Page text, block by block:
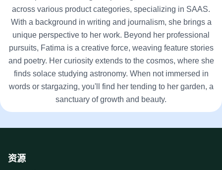
across various product categories, specializing in SAAS.
With a background in writing and journalism, she brings a
unique perspective to her work. Beyond her professional
pursuits, Fatima is a creative force, weaving feature stories
and poetry. Her curiosity extends to the cosmos, where she
finds solace studying astronomy. When not immersed in
words or stargazing, you'll find her tending to her garden, a
sanctuary of growth and beauty.
资源